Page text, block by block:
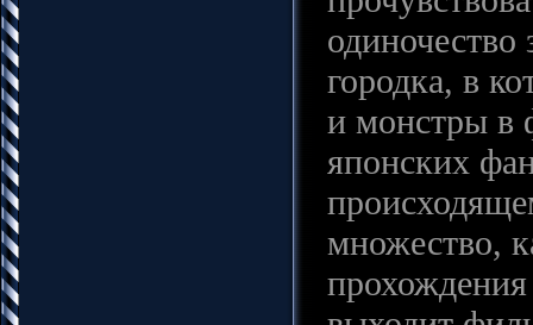
одиночество
городка, в
и монстры в
японских
множество,